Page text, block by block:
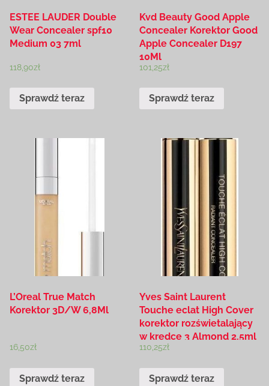
ESTEE LAUDER Double
Wear Concealer spf10
Medium 03 7ml
118,90zł
Sprawdź teraz
Kvd Beauty Good Apple
Concealer Korektor Good
Apple Concealer D197
10Ml
101,25zł
Sprawdź teraz
L’Oreal True Match
Korektor 3D/W 6,8Ml
16,50zł
Sprawdź teraz
Yves Saint Laurent
Touche eclat High Cover
korektor rozświetalający
w kredce 3 Almond 2,5ml
110,25zł
Sprawdź teraz